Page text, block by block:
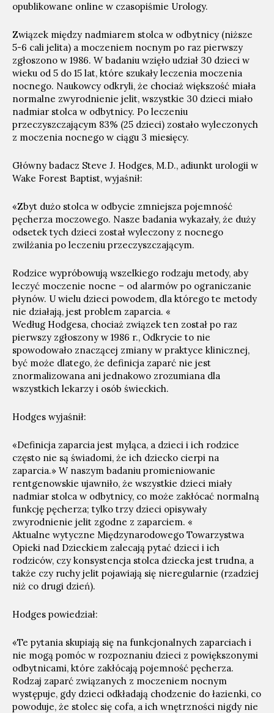
opublikowane online w czasopiśmie Urology.
Związek między nadmiarem stolca w odbytnicy (niższe
5-6 cali jelita) a moczeniem nocnym po raz pierwszy
zgłoszono w 1986. W badaniu wzięło udział 30 dzieci w
wieku od 5 do 15 lat, które szukały leczenia moczenia
nocnego. Naukowcy odkryli, że chociaż większość miała
normalne zwyrodnienie jelit, wszystkie 30 dzieci miało
nadmiar stolca w odbytnicy. Po leczeniu
przeczyszczającym 83% (25 dzieci) zostało wyleczonych
z moczenia nocnego w ciągu 3 miesięcy.
Główny badacz Steve J. Hodges, M.D., adiunkt urologii w
Wake Forest Baptist, wyjaśnił:
«Zbyt dużo stolca w odbycie zmniejsza pojemność
pęcherza moczowego. Nasze badania wykazały, że duży
odsetek tych dzieci został wyleczony z nocnego
zwilżania po leczeniu przeczyszczającym.
Rodzice wypróbowują wszelkiego rodzaju metody, aby
leczyć moczenie nocne – od alarmów po ograniczanie
płynów. U wielu dzieci powodem, dla którego te metody
nie działają, jest problem zaparcia. «
Według Hodgesa, chociaż związek ten został po raz
pierwszy zgłoszony w 1986 r., Odkrycie to nie
spowodowało znaczącej zmiany w praktyce klinicznej,
być może dlatego, że definicja zaparć nie jest
znormalizowana ani jednakowo zrozumiana dla
wszystkich lekarzy i osób świeckich.
Hodges wyjaśnił:
«Definicja zaparcia jest myląca, a dzieci i ich rodzice
często nie są świadomi, że ich dziecko cierpi na
zaparcia.» W naszym badaniu promieniowanie
rentgenowskie ujawniło, że wszystkie dzieci miały
nadmiar stolca w odbytnicy, co może zakłócać normalną
funkcję pęcherza; tylko trzy dzieci opisywały
zwyrodnienie jelit zgodne z zaparciem. «
Aktualne wytyczne Międzynarodowego Towarzystwa
Opieki nad Dzieckiem zalecają pytać dzieci i ich
rodziców, czy konsystencja stolca dziecka jest trudna, a
także czy ruchy jelit pojawiają się nieregularnie (rzadziej
niż co drugi dzień).
Hodges powiedział:
«Te pytania skupiają się na funkcjonalnych zaparciach i
nie mogą pomóc w rozpoznaniu dzieci z powiększonymi
odbytnicami, które zakłócają pojemność pęcherza.
Rodzaj zaparć związanych z moczeniem nocnym
występuje, gdy dzieci odkładają chodzenie do łazienki, co
powoduje, że stolec się cofa, a ich wnętrzności nigdy nie